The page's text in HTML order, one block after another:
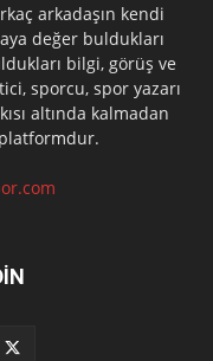
arkadaşın kendi
değer buldukları
bilgi, görüş ve
sporcu, spor yazarı
altında kalmadan